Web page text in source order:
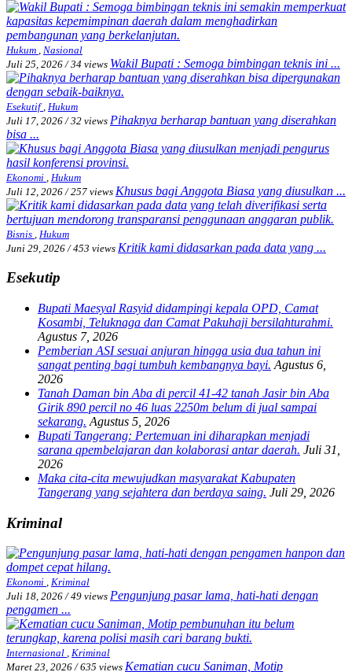
Hukum
Nasional
Juli 25, 2026 / 34 views Wakil Bupati : Semoga bimbingan teknis ini ...
Esekutif Hukum
Juli 17, 2026 / 32 views Pihaknya berharap bantuan yang diserahkan
bisa ...
Ekonomi
Hukum
Juli 12, 2026 / 257 views Khusus bagi Anggota Biasa yang diusulkan ...
Bisnis
Hukum
Juni 29, 2026 / 453 views Kritik kami didasarkan pada data yang ...
Esekutip
Bupati Maesyal Rasyid didampingi kepala OPD, Camat
Kosambi, Teluknaga dan Camat Pakuhaji bersilahturahmi.
Agustus 7, 2026
Pemberian ASI sesuai anjuran hingga usia dua tahun ini
sangat penting bagi tumbuh kembangnya bayi. Agustus 6,
2026
Tanah Daman bin Aba di percil 41-42 tanah Jasir bin Aba
Girik 890 percil no 46 luas 2250m belum di jual sampai
sekarang. Agustus 5, 2026
Bupati Tangerang: Pertemuan ini diharapkan menjadi
sarana qpembelajaran dan kolaborasi antar daerah. Juli 31,
2026
Maka cita-cita mewujudkan masyarakat Kabupaten
Tangerang yang sejahtera dan berdaya saing. Juli 29, 2026
Kriminal
Ekonomi , Kriminal
Juli 18, 2026 / 49 views Pengunjung pasar lama, hati-hati dengan
pengamen ...
Internasional , Kriminal
Maret 23, 2026 / 635 views Kematian cucu Saniman, Motip